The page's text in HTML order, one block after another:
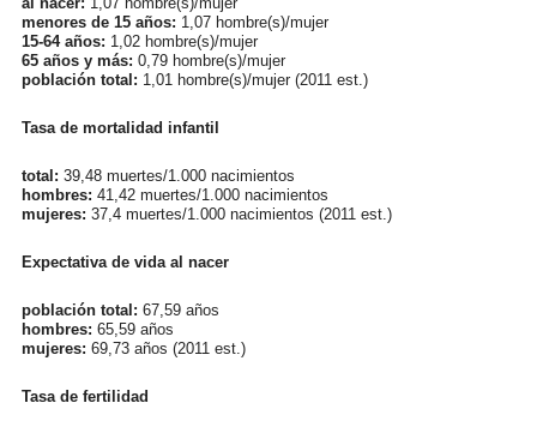
menores de 15 años: 1,07 hombre(s)/mujer
15-64 años: 1,02 hombre(s)/mujer
65 años y más: 0,79 hombre(s)/mujer
población total: 1,01 hombre(s)/mujer (2011 est.)
Tasa de mortalidad infantil
total: 39,48 muertes/1.000 nacimientos
hombres: 41,42 muertes/1.000 nacimientos
mujeres: 37,4 muertes/1.000 nacimientos (2011 est.)
Expectativa de vida al nacer
población total: 67,59 años
hombres: 65,59 años
mujeres: 69,73 años (2011 est.)
Tasa de fertilidad